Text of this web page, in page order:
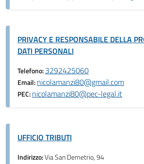
PRIVACY E RESPONSABILE DELLA
DATI PERSONALI
Telefono:3292425060
Email:nicolamanzi80@gmail.com
PEC:nicolamanzi80@pec-legal.it
UFFICIO TRIBUTI
Indirizzo:Via San Demetrio, 94